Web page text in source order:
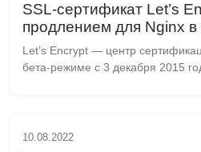
SSL-сертификат Let’s
продлением для Nginx в
Let’s Encrypt — центр
бета-режиме с 3 декабря 2015
10.08.2022